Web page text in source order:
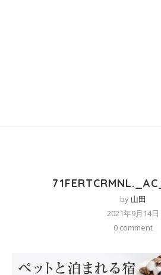
by 山田
2021年9月14日
0 comment